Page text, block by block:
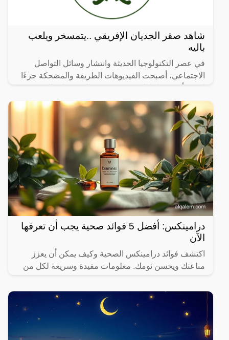
شاهد صقر الجديان الإفريقي ..يتمسخر ويلعب
باليه
في عصر التكنولوجيا الحديثة وانتشار وسائل التواصل
الاجتماعي، أصبحت الفيديوهات الطريفة والمضحكة جزءًا
انتشرت
درامينكس: أفضل 5 فوائد صحية يجب أن تعرفها
الآن
اكتشف فوائد درامينكس الصحية وكيف يمكن أن يعزز
مناعتك ويحسن نومك. معلومات مفيدة وسريعة لكل من